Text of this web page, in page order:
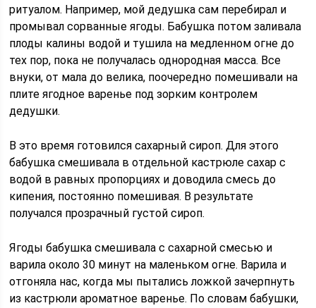
ритуалом. Например, мой дедушка сам перебирал и
промывал сорванные ягоды. Бабушка потом заливала
плоды калины водой и тушила на медленном огне до
тех пор, пока не получалась однородная масса. Все
внуки, от мала до велика, поочередно помешивали на
плите ягодное варенье под зорким контролем
дедушки.
В это время готовился сахарный сироп. Для этого
бабушка смешивала в отдельной кастрюле сахар с
водой в равных пропорциях и доводила смесь до
кипения, постоянно помешивая. В результате
получался прозрачный густой сироп.
Ягоды бабушка смешивала с сахарной смесью и
варила около 30 минут на маленьком огне. Варила и
отгоняла нас, когда мы пытались ложкой зачерпнуть
из кастрюли ароматное варенье. По словам бабушки,